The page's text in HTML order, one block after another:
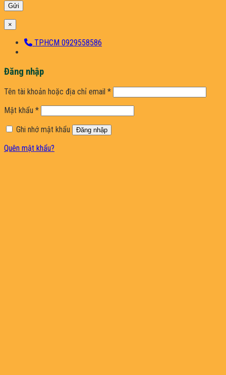
×
TP.HCM 0929558586
Đăng nhập
Tên tài khoản hoặc địa chỉ email *Bắt
buộc
Mật khẩu *Bắt
buộc
Ghi nhớ mật khẩu
Đăng nhập
Quên mật khẩu?